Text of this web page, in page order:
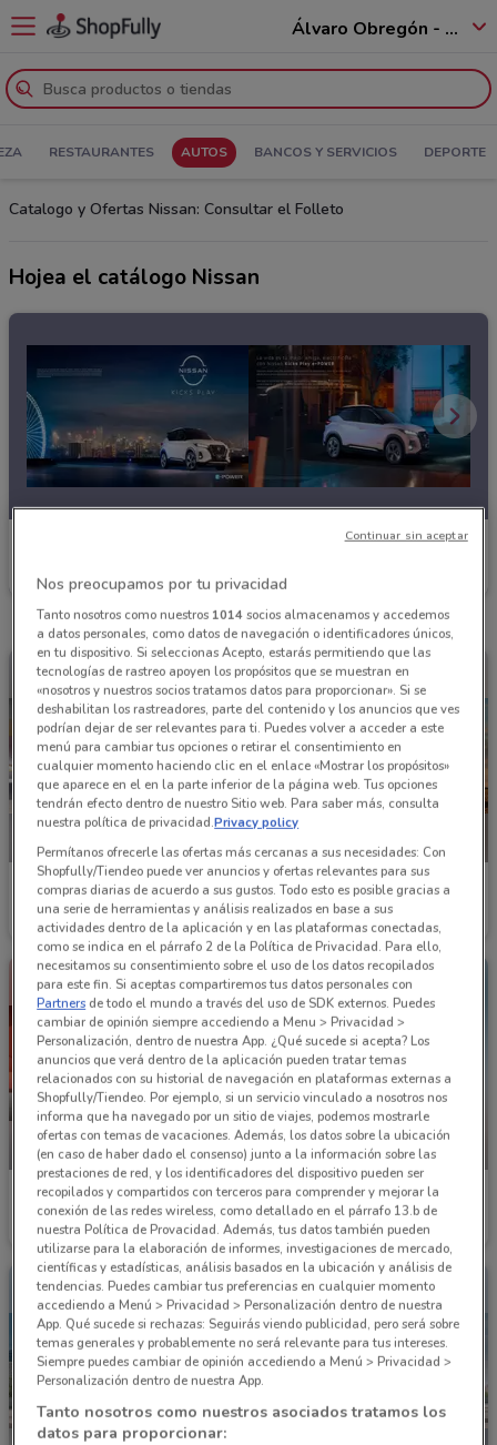
Álvaro Obregón - 01520
RESTAURANTES AUTOS BANCOS Y SERVICIOS DEPORTE
Catalogo y Ofertas Nissan: Consultar el Folleto
Hojea el catálogo Nissan
Caduca el 05/08
NUEVO
Nissan
Caduca el 05/08 1.4 km
Nissan
Caduca el 05/08
NUEVO
Nissan
Caduca el 05/08 1.4 km
NUEVO
Nissan
Caduca el 05/08
Nos preocupamos por tu privacidad
Tanto nosotros como nuestros 1014socios almacenamos y accedemos
a datos personales, como datos de navegación o identificadores únicos,
en tu dispositivo. Si seleccionas Acepto, estarás permitiendo que las
tecnologías de rastreo apoyen los propósitos que se muestran en
«nosotros y nuestros socios tratamos datos para proporcionar». Si se
deshabilitan los rastreadores, parte del contenido y los anuncios que ves
podrían dejar de ser relevantes para ti. Puedes volver a acceder a este
menú para cambiar tus opciones o retirar el consentimiento en
cualquier momento haciendo clic en el enlace «Mostrar los propósitos»
que aparece en el en la parte inferior de la página web. Tus opciones
tendrán efecto dentro de nuestro Sitio web. Para saber más, consulta
nuestra política de privacidad.Privacy policy
Permítanos ofrecerle las ofertas más cercanas a sus necesidades: Con
Shopfully/Tiendeo puede ver anuncios y ofertas relevantes para sus
compras diarias de acuerdo a sus gustos. Todo esto es posible gracias a
una serie de herramientas y análisis realizados en base a sus
actividades dentro de la aplicación y en las plataformas conectadas,
como se indica en el párrafo 2 de la Política de Privacidad. Para ello,
necesitamos su consentimiento sobre el uso de los datos recopilados
para este fin. Si aceptas compartiremos tus datos personales con
Partners de todo el mundo a través del uso de SDK externos. Puedes
cambiar de opinión siempre accediendo a Menu > Privacidad >
Personalización, dentro de nuestra App. ¿Qué sucede si acepta? Los
anuncios que verá dentro de la aplicación pueden tratar temas
relacionados con su historial de navegación en plataformas externas a
Shopfully/Tiendeo. Por ejemplo, si un servicio vinculado a nosotros nos
informa que ha navegado por un sitio de viajes, podemos mostrarle
ofertas con temas de vacaciones. Además, los datos sobre la ubicación
(en caso de haber dado el consenso) junto a la información sobre las
prestaciones de red, y los identificadores del dispositivo pueden ser
recopilados y compartidos con terceros para comprender y mejorar la
conexión de las redes wireless, como detallado en el párrafo 13.b de
nuestra Política de Provacidad. Además, tus datos también pueden
utilizarse para la elaboración de informes, investigaciones de mercado,
científicas y estadísticas, análisis basados en la ubicación y análisis de
tendencias. Puedes cambiar tus preferencias en cualquier momento
accediendo a Menú > Privacidad > Personalización dentro de nuestra
App. Qué sucede si rechazas: Seguirás viendo publicidad, pero será sobre
temas generales y probablemente no será relevante para tus intereses.
Siempre puedes cambiar de opinión accediendo a Menú > Privacidad >
Personalización dentro de nuestra App.
Tanto nosotros como nuestros asociados tratamos los
datos para proporcionar:
Continuar sin aceptar